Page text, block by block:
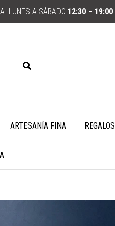
LUNES A SÁBADO 12:30 – 19:00
ARTESANÍA FINA REGALOS